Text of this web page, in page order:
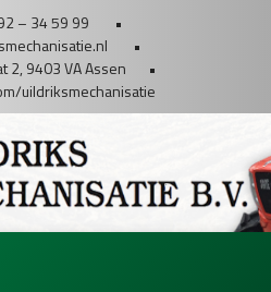
– 34 59 99
•
•
2, 9403 VA Assen
•
uildriksmechanisatie